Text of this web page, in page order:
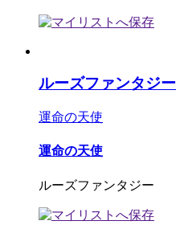
ルーズファンタジー
運命の天使
運命の天使
ルーズファンタジー